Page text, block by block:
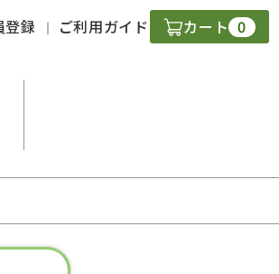
登録 ご利用ガイド カート 0